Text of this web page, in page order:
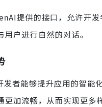
提供的接口，允许开
户进行自然的对话。
者能够提升应用的智能
加流畅，从而实现更多